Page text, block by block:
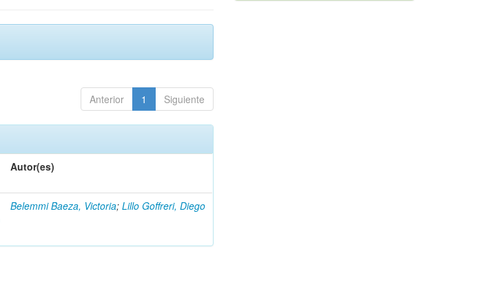
Anterior 1 Siguiente
Autor(es)
Belemmi Baeza, Victoria; Lillo Goffreri, Diego